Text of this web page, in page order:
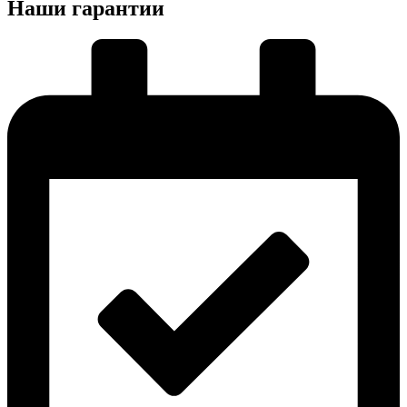
Наши гарантии